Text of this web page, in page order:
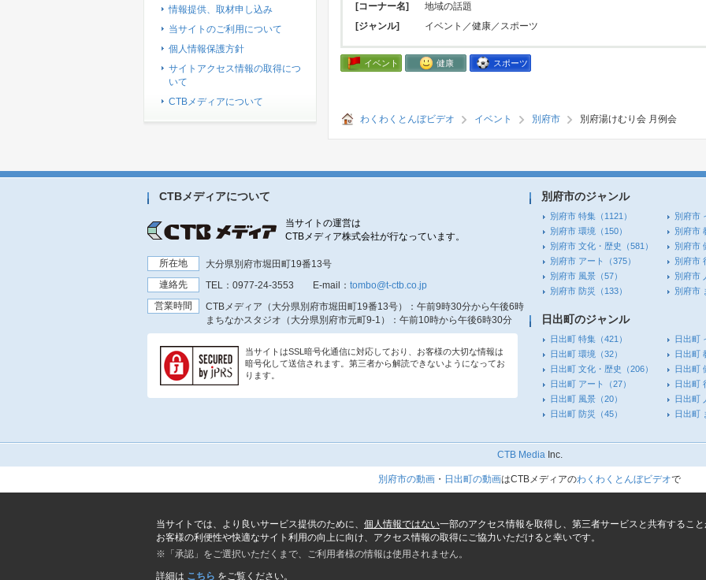
[コーナー名]
地域の話題
[ジャンル]
イベント／健康／スポーツ
イベント 健康 スポーツ
わくわくとんぼビデオ イベント 別府市 別府湯けむり会 月例会
情報提供、取材申し込み
当サイトのご利用について
個人情報保護方針
サイトアクセス情報の取得につ
いて
CTBメディアについて
CTBメディアについて
当サイトの運営は
CTBメディア株式会社が行なっています。
所在地
大分県別府市堀田町19番13号
連絡先
TEL： 0977-24-3553 E-mail： tombo@t-ctb.co.jp
営業時間
CTBメディア（大分県別府市堀田町19番13号）
：午前9時30分から午後6時
まちなかスタジオ（大分県別府市元町9-1）
：午前10時から午後6時30分
当サイトはSSL暗号化通信に対応しており、お客様の大切な情報は
暗号化して送信されます。第三者から解読できないようになってお
ります。
別府市のジャンル
別府市 特集 （1121） 別府市
別府市 環境 （150） 別府市
別府市 文化・歴史 （581） 別府市
別府市 アート
（375） 別府市
別府市 風景 （57） 別府市
別府市 防災
（133） 別府市
日出町のジャンル
日出町 特集 （421） 日出町
日出町 環境 （32） 日出町
日出町 文化・歴史 （206） 日出町
日出町 アート
（27） 日出町
日出町 風景 （20） 日出町
日出町 防災
（45） 日出町
CTB MediaInc.
別府市の動画 ・ 日出町の動画はCTBメディアのわくわくとんぼビデオで
当サイトでは、より良いサービス提供のために、 個人情報ではない一部のアクセス情報を取得し、第三者サービスと共有すること
お客様の利便性や快適なサイト利用の向上に向け、アクセス情報の取得にご協力いただけると幸いです。
※「承認」をご選択いただくまで、ご利用者様の情報は使用されません。
詳細は こちら をご覧ください。